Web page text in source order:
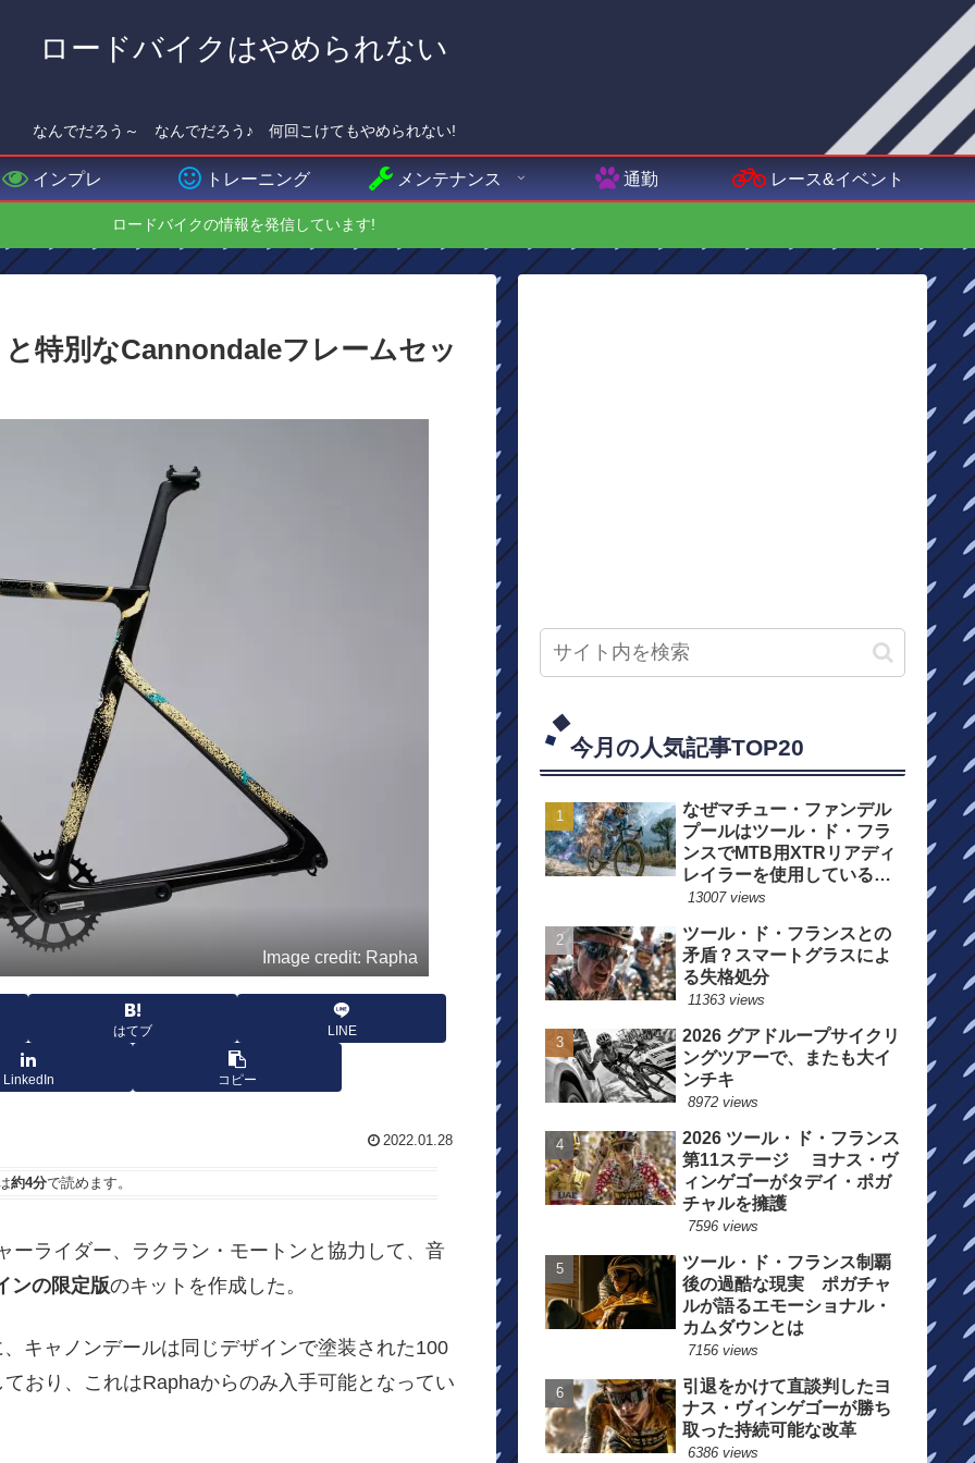
ロードバイクはやめられない
なんでだろう～ なんでだろう♪ 何回こけてもやめられない!
インプレ トレーニング メンテナンス 通勤 レース&イベント
ロードバイクの情報を発信しています!
特別なCannondaleフレームセッ
Image credit: Rapha
はてブ LINE
LinkedIn コピー
2022.01.28
約4分で読めます。
ーライダー、ラクラン・モートンと協力して、音
ンの限定版のキットを作成した。
キャノンデールは同じデザインで塗装された100
おり、これはRaphaからのみ入手可能となってい
今月の人気記事TOP20
なぜマチュー・ファンデル
プールはツール・ド・フラ
ンスでMTB用XTRリアディ
レイラーを使用しているの
か？
13007 views
ツール・ド・フランスとの
矛盾？スマートグラスによ
る失格処分
11363 views
2026 グアドループサイクリ
ングツアーで、またも大イ
ンチキ
8972 views
2026 ツール・ド・フランス
第11ステージ ヨナス・ヴ
ィンゲゴーがタデイ・ポガ
チャルを擁護
7596 views
ツール・ド・フランス制覇
後の過酷な現実 ポガチャ
ルが語るエモーショナル・
カムダウンとは
7156 views
引退をかけて直談判したヨ
ナス・ヴィンゲゴーが勝ち
取った持続可能な改革
6386 views